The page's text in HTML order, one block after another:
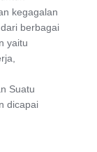
kegagalan
berbagai
yaitu
Suatu
dicapai